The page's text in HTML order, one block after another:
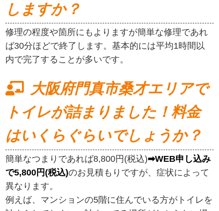
しますか？
修理の程度や箇所にもよりますが簡単な修理であれ
ば30分ほどで終了します。基本的には平均1時間以
内で完了することが多いです。
大阪府門真市桑才エリアで
トイレが詰まりました！料金
はいくらぐらいでしょうか？
簡単なつまりであれば8,800円(税込)➡WEB申し込み
で5,800円(税込)のお見積もりですが、症状によって
異なります。
例えば、マンションの5階に住んでいる方がトイレを